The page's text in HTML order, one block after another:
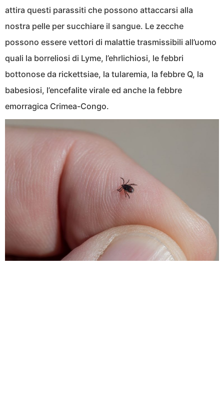
attira questi parassiti che possono attaccarsi alla
nostra pelle per succhiare il sangue. Le zecche
possono essere vettori di malattie trasmissibili all’uomo
quali la borreliosi di Lyme, l’ehrlichiosi, le febbri
bottonose da rickettsiae, la tularemia, la febbre Q, la
babesiosi, l’encefalite virale ed anche la febbre
emorragica Crimea-Congo.